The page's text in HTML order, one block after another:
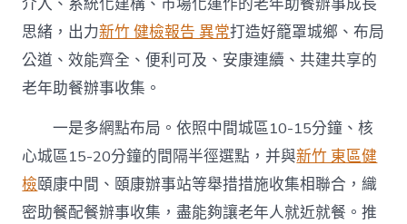
思緒，出力新竹 健檢報告 異常打造好籠罩城鄉、布局
公道、效能齊全、便利可及、安康連續、共建共享的
老年助餐辦事收集。
一是多網點布局。依照中間城區10-15分鐘、核
心城區15-20分鐘的間隔半徑選點，并與新竹 東區健
檢頤康中間、頤康辦事站等舉措措施收集相聯合，織
密助餐配餐辦事收集，盡能夠讓老年人就近就餐。推